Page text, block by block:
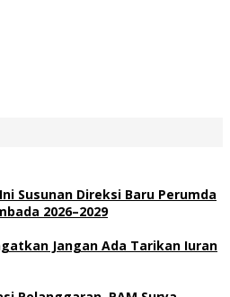
Susunan Direksi Baru Perumda
2026–2029
Jangan Ada Tarikan Iuran